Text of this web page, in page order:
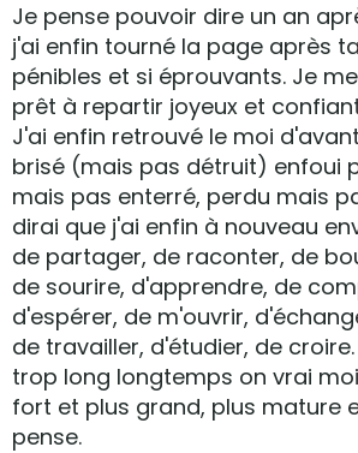
Je pense pouvoir dire un an
j'ai enfin tourné la page après
pénibles et si éprouvants. Je
prêt à repartir joyeux et
J'ai enfin retrouvé le moi
brisé (mais pas détruit) enfoui
mais pas enterré, perdu mais
dirai que j'ai enfin à nouveau
de partager, de raconter, de
de sourire, d'apprendre, de
d'espérer, de m'ouvrir,
de travailler, d'étudier, de
trop long longtemps on vrai
fort et plus grand, plus mature
pense.